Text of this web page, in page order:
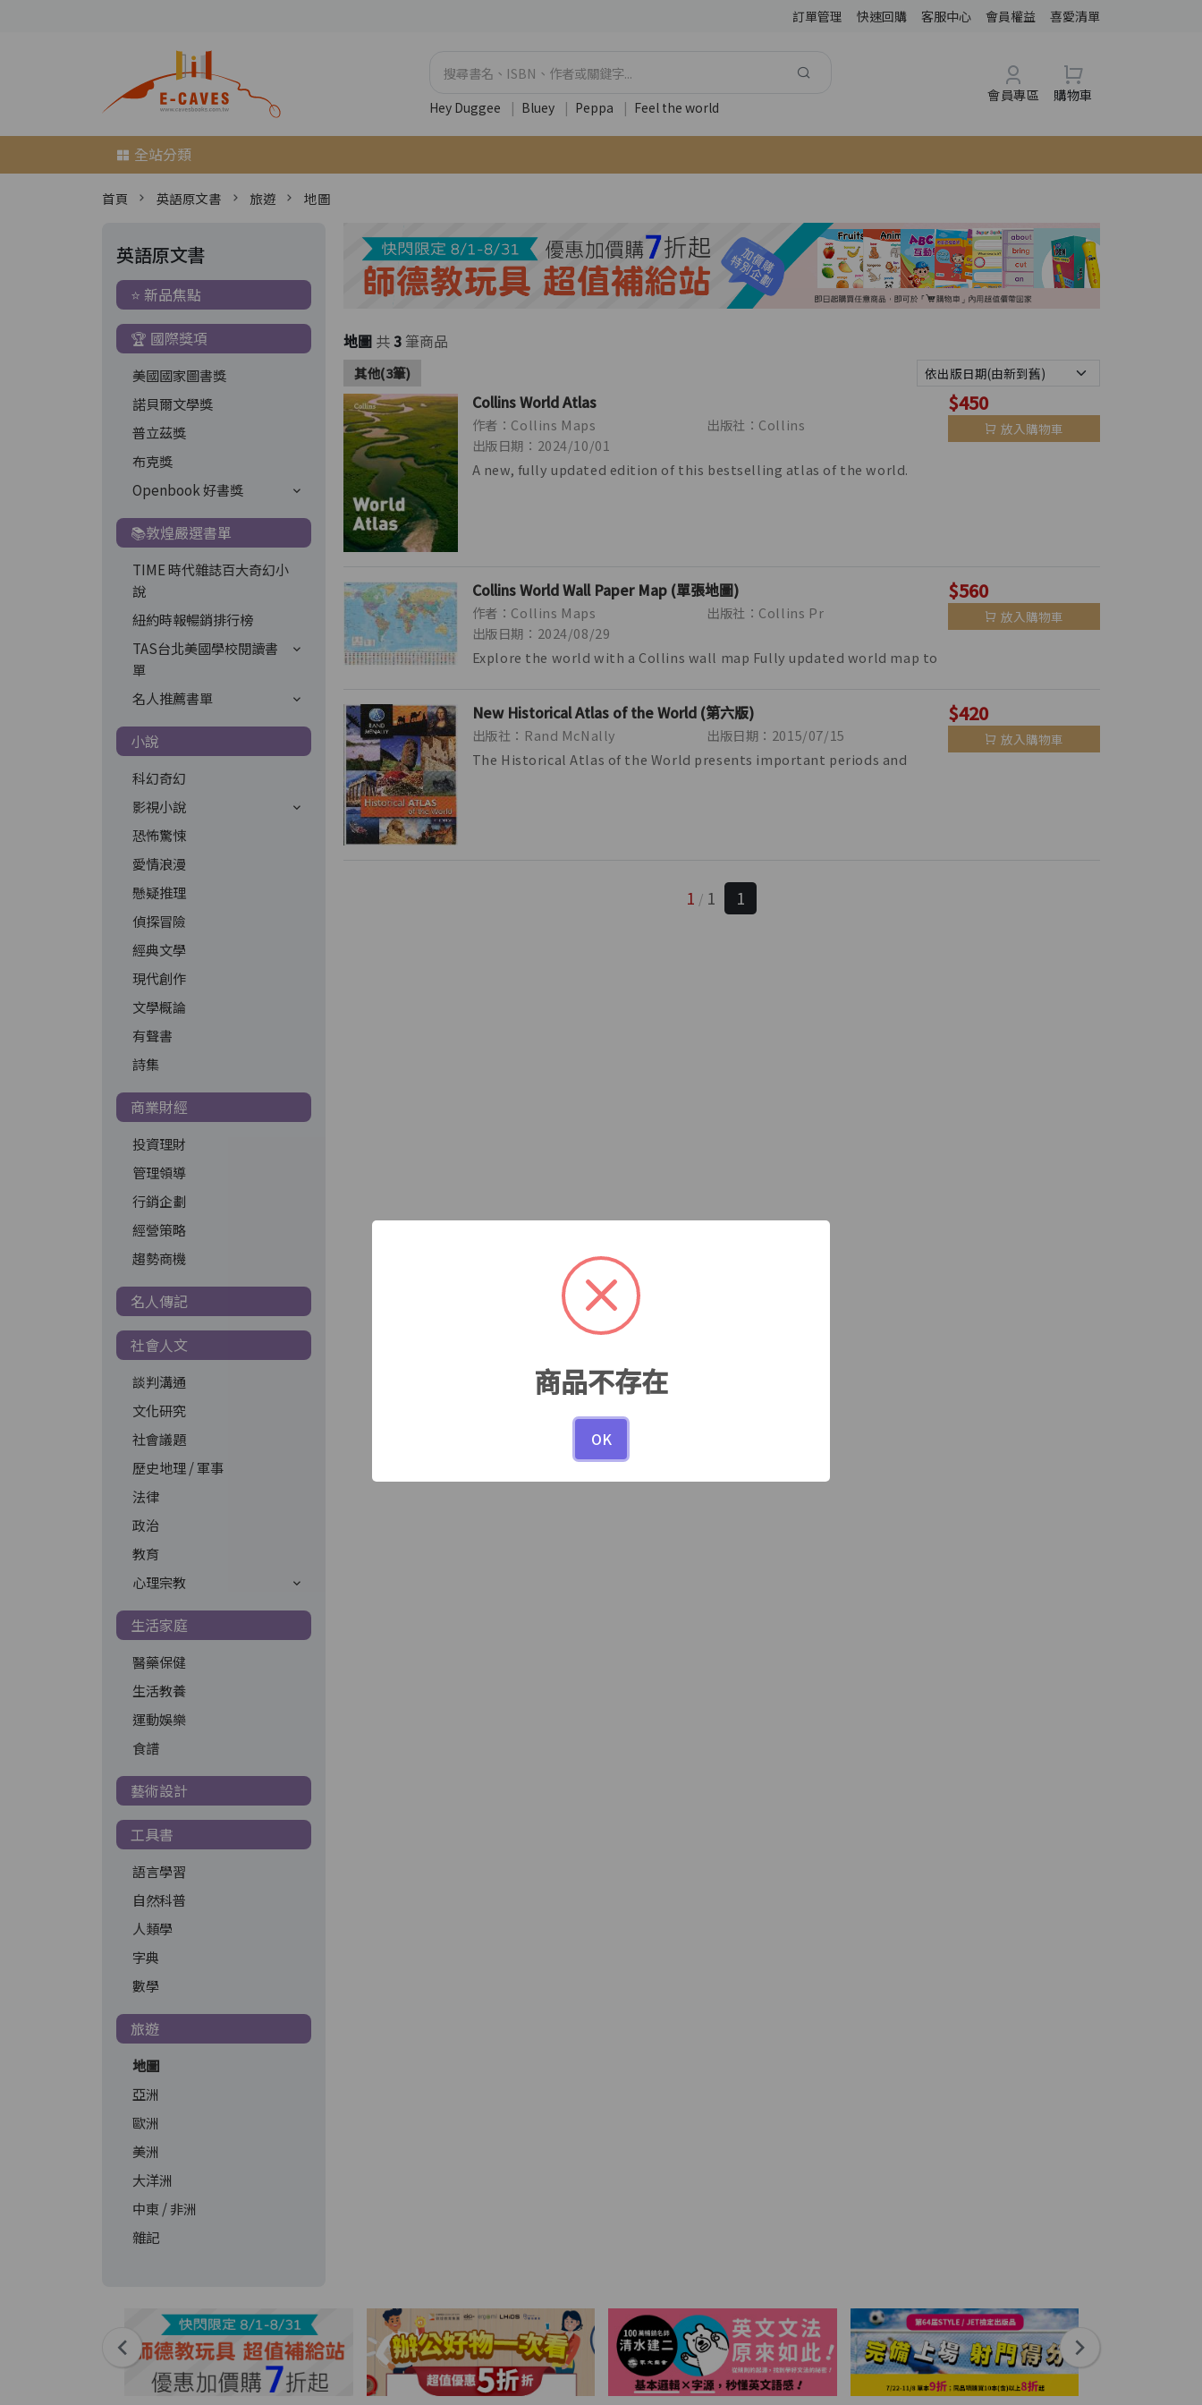
訂單管理 快速回購 客服中心 會員權益 喜愛清單
Hey Duggee | Bluey | Peppa | Feel the world
會員專區 購物車
全站分類
首頁 英語原文書 旅遊 地圖
英語原文書
⭐ 新品焦點
🏆 國際獎項
美國國家圖書獎
諾貝爾文學獎
普立茲獎
布克獎
Openbook 好書獎
📚敦煌嚴選書單
TIME 時代雜誌百大奇幻小
說
紐約時報暢銷排行榜
TAS台北美國學校閱讀書
單
名人推薦書單
小說
科幻奇幻
影視小說
恐怖驚悚
愛情浪漫
懸疑推理
偵探冒險
經典文學
現代創作
文學概論
有聲書
詩集
商業財經
投資理財
管理領導
行銷企劃
經營策略
趨勢商機
名人傳記
社會人文
談判溝通
文化研究
社會議題
歷史地理 / 軍事
法律
政治
教育
心理宗教
生活家庭
醫藥保健
生活教養
運動娛樂
食譜
藝術設計
工具書
語言學習
自然科普
人類學
字典
數學
旅遊
地圖
亞洲
歐洲
美洲
大洋洲
中東 / 非洲
雜記
地圖 共3 筆商品
其他(3筆)
Collins World Atlas
作者：Collins Maps
出版社：Collins
出版日期：2024/10/01
A new, fully updated edition of this bestselling atlas of the world.
$450
放入購物車
Collins World Wall Paper Map (單張地圖)
作者：Collins Maps
出版社：Collins Pr
出版日期：2024/08/29
Explore the world with a Collins wall map Fully updated world map to
$560
放入購物車
New Historical Atlas of the World (第六版)
出版社：Rand McNally
出版日期：2015/07/15
The Historical Atlas of the World presents important periods and
$420
放入購物車
1 / 1 1
商品不存在
OK